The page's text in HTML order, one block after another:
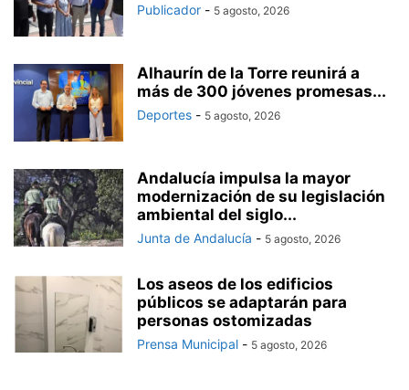
Publicador - 5 agosto, 2026
Alhaurín de la Torre reunirá a
más de 300 jóvenes promesas...
Deportes - 5 agosto, 2026
Andalucía impulsa la mayor
modernización de su legislación
ambiental del siglo...
Junta de Andalucía - 5 agosto, 2026
Los aseos de los edificios
públicos se adaptarán para
personas ostomizadas
Prensa Municipal - 5 agosto, 2026